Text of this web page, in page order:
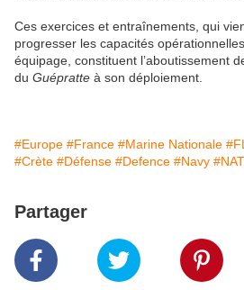
Ces exercices et entraînements, qui
progresser les capacités
équipage, constituent l’aboutissement
du Guépratte à son déploiement.
#Europe #France #Marine Nationale
#Crète #Défense #Defence #Navy
Partager